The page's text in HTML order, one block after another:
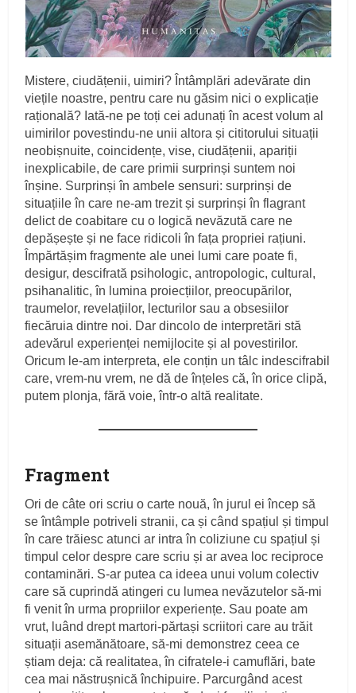
Mistere, ciudățenii, uimiri? Întâmplări adevărate din
viețile noastre, pentru care nu găsim nici o explicație
rațională? Iată-ne pe toți cei adunați în acest volum al
uimirilor povestindu-ne unii altora și cititorului situații
neobișnuite, coincidențe, vise, ciudățenii, apariții
inexplicabile, de care primii surprinși suntem noi
înșine. Surprinși în ambele sensuri: surprinși de
situațiile în care ne-am trezit și surprinși în flagrant
delict de coabitare cu o logică nevăzută care ne
depășește și ne face ridicoli în fața propriei rațiuni.
Împărtășim fragmente ale unei lumi care poate fi,
desigur, descifrată psihologic, antropologic, cultural,
psihanalitic, în lumina proiecțiilor, preocupărilor,
traumelor, revelațiilor, lecturilor sau a obsesiilor
fiecăruia dintre noi. Dar dincolo de interpretări stă
adevărul experienței nemijlocite și al povestirilor.
Oricum le-am interpreta, ele conțin un tâlc indescifrabil
care, vrem-nu vrem, ne dă de înțeles că, în orice clipă,
putem plonja, fără voie, într-o altă realitate.
Fragment
Ori de câte ori scriu o carte nouă, în jurul ei încep să
se întâmple potriveli stranii, ca și când spațiul și timpul
în care trăiesc atunci ar intra în coliziune cu spațiul și
timpul celor despre care scriu și ar avea loc reciproce
contaminări. S-ar putea ca ideea unui volum colectiv
care să cuprindă atingeri cu lumea nevăzutelor să-mi
fi venit în urma propriilor experiențe. Sau poate am
vrut, luând drept martori-părtași scriitori care au trăit
situații asemănătoare, să-mi demonstrez ceea ce
știam deja: că realitatea, în cifratele-i camuflări, bate
cea mai năstrușnică închipuire. Parcurgând acest